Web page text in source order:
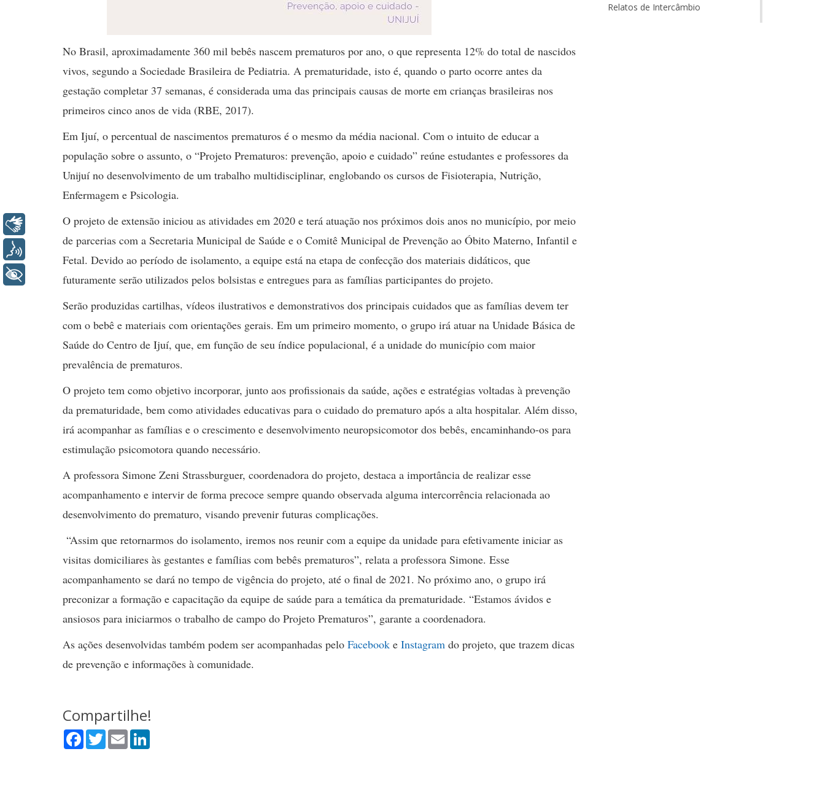
No Brasil, aproximadamente 360 mil bebês nascem prematuros por ano, o que representa 12% do total de nascidos
vivos, segundo a Sociedade Brasileira de Pediatria. A prematuridade, isto é, quando o parto ocorre antes da
gestação completar 37 semanas, é considerada uma das principais causas de morte em crianças brasileiras nos
primeiros cinco anos de vida (RBE, 2017).
Em Ijuí, o percentual de nascimentos prematuros é o mesmo da média nacional. Com o intuito de educar a
população sobre o assunto, o “Projeto Prematuros: prevenção, apoio e cuidado” reúne estudantes e professores da
Unijuí no desenvolvimento de um trabalho multidisciplinar, englobando os cursos de Fisioterapia, Nutrição,
Enfermagem e Psicologia.
O projeto de extensão iniciou as atividades em 2020 e terá atuação nos próximos dois anos no município, por meio
de parcerias com a Secretaria Municipal de Saúde e o Comitê Municipal de Prevenção ao Óbito Materno, Infantil e
Fetal. Devido ao período de isolamento, a equipe está na etapa de confecção dos materiais didáticos, que
futuramente serão utilizados pelos bolsistas e entregues para as famílias participantes do projeto.
Serão produzidas cartilhas, vídeos ilustrativos e demonstrativos dos principais cuidados que as famílias devem ter
com o bebê e materiais com orientações gerais. Em um primeiro momento, o grupo irá atuar na Unidade Básica de
Saúde do Centro de Ijuí, que, em função de seu índice populacional, é a unidade do município com maior
prevalência de prematuros.
O projeto tem como objetivo incorporar, junto aos profissionais da saúde, ações e estratégias voltadas à prevenção
da prematuridade, bem como atividades educativas para o cuidado do prematuro após a alta hospitalar. Além disso,
irá acompanhar as famílias e o crescimento e desenvolvimento neuropsicomotor dos bebês, encaminhando-os para
estimulação psicomotora quando necessário.
A professora Simone Zeni Strassburguer, coordenadora do projeto, destaca a importância de realizar esse
acompanhamento e intervir de forma precoce sempre quando observada alguma intercorrência relacionada ao
desenvolvimento do prematuro, visando prevenir futuras complicações.
“Assim que retornarmos do isolamento, iremos nos reunir com a equipe da unidade para efetivamente iniciar as
visitas domiciliares às gestantes e famílias com bebês prematuros”, relata a professora Simone. Esse
acompanhamento se dará no tempo de vigência do projeto, até o final de 2021. No próximo ano, o grupo irá
preconizar a formação e capacitação da equipe de saúde para a temática da prematuridade. “Estamos ávidos e
ansiosos para iniciarmos o trabalho de campo do Projeto Prematuros”, garante a coordenadora.
As ações desenvolvidas também podem ser acompanhadas pelo Facebook e Instagram do projeto, que trazem dicas
de prevenção e informações à comunidade.
Compartilhe!
Facebook
TwitterEmail
Relatos de Intercâmbio
Libras
+ Acessibilidade